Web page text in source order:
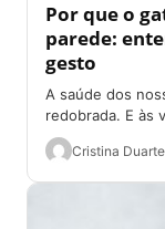
Por que o
parede:
gesto
A saúde dos
redobrada. E às
sobre o estado...
Cristina Duarte